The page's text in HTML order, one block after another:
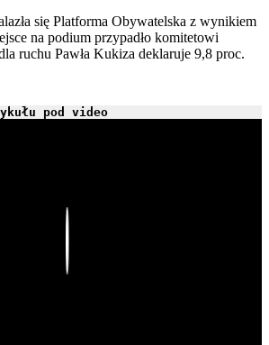
się Platforma Obywatelska z wynikiem
na podium przypadło komitetowi
ruchu Pawła Kukiza deklaruje 9,8 proc.
pod video